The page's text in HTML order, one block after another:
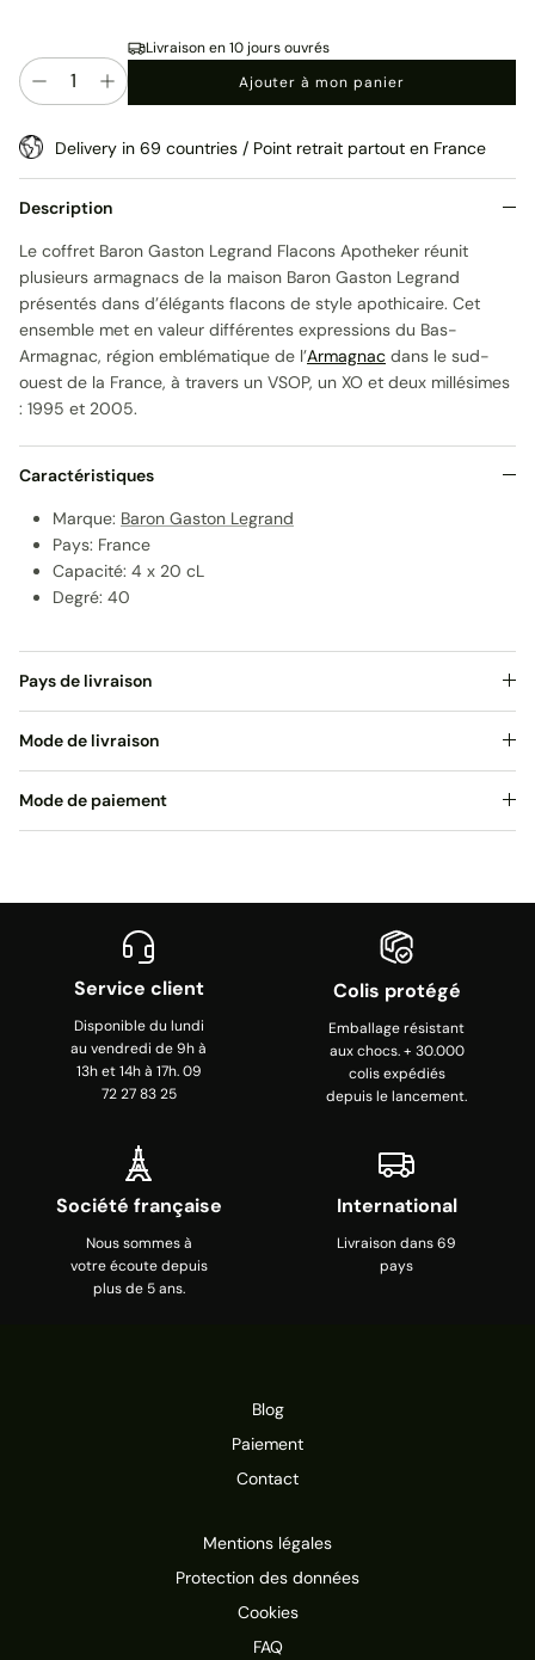
Quantité
Livraison en 10 jours ouvrés
Ajouter à mon panier
Delivery in 69 countries / Point retrait partout en France
Description
Le coffret Baron Gaston Legrand Flacons Apotheker réunit
plusieurs armagnacs de la maison Baron Gaston Legrand
présentés dans d’élégants flacons de style apothicaire. Cet
ensemble met en valeur différentes expressions du Bas-
Armagnac, région emblématique de l’Armagnac dans le sud-
ouest de la France, à travers un VSOP, un XO et deux millésimes
: 1995 et 2005.
Caractéristiques
Marque: Baron Gaston Legrand
Pays: France
Capacité: 4 x 20 cL
Degré: 40
Pays de livraison
Mode de livraison
Mode de paiement
Service client
Disponible du lundi
au vendredi de 9h à
13h et 14h à 17h. 09
72 27 83 25
Colis protégé
Emballage résistant
aux chocs. + 30.000
colis expédiés
depuis le lancement.
Société française
Nous sommes à
votre écoute depuis
plus de 5 ans.
International
Livraison dans 69
pays
Blog
Paiement
Contact
Mentions légales
Protection des données
Cookies
FAQ